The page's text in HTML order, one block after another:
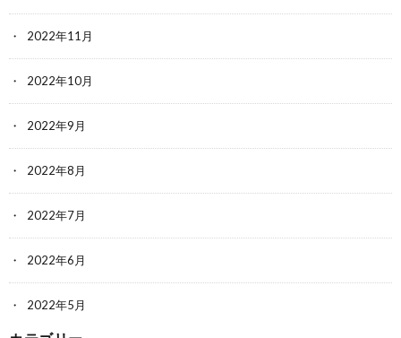
2022年11月
2022年10月
2022年9月
2022年8月
2022年7月
2022年6月
2022年5月